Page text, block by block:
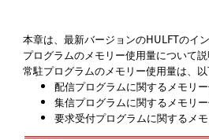
本章は、最新バージョンのHULFTのイ
プログラムのメモリー使用量について説
常駐プログラムのメモリー使用量は、以
配信プログラムに関するメモリ
集信プログラムに関するメモリ
要求受付プログラムに関するメ